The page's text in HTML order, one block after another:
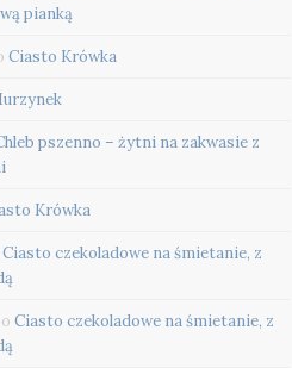
pianką
Ciasto Krówka
pszenno – żytni na zakwasie z
Krówka
Ciasto czekoladowe na śmietanie, z
oCiasto czekoladowe na śmietanie, z